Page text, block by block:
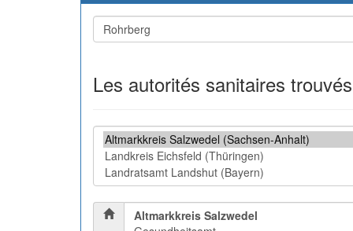
Les autorités sanitaires
Altmarkkreis Salzwedel